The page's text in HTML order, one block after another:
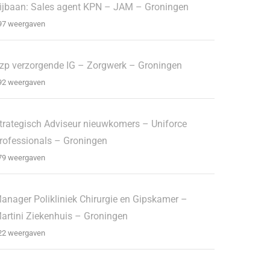
Sales agent KPN – JAM – Groningen
weergaven
verzorgende IG – Zorgwerk – Groningen
weergaven
Adviseur nieuwkomers – Uniforce
– Groningen
weergaven
Polikliniek Chirurgie en Gipskamer –
Ziekenhuis – Groningen
weergaven